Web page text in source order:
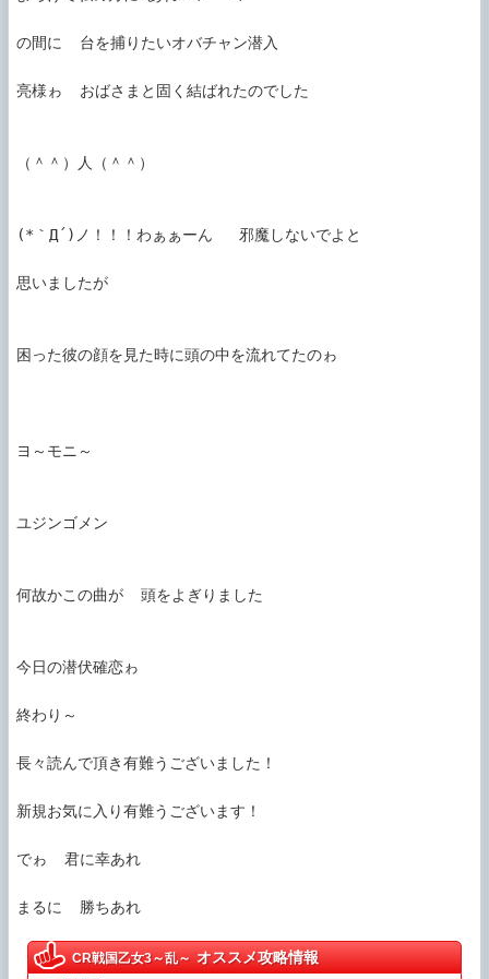
の間に  台を捕りたいオバチャン潜入
亮様ゎ  おばさまと固く結ばれたのでした
（＾＾）人（＾＾）
(*｀Д´)ノ！！！わぁぁーん   邪魔しないでよと
思いましたが
困った彼の顔を見た時に頭の中を流れてたのゎ
ヨ～モニ～
ユジンゴメン
何故かこの曲が  頭をよぎりました
今日の潜伏確恋ゎ
終わり～
長々読んで頂き有難うございました！
新規お気に入り有難うございます！
でゎ  君に幸あれ
CR戦国乙女3～乱～ オススメ攻略情報